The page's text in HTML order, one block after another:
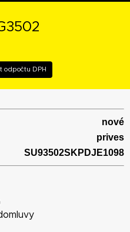
nové
prives
SU93502SKPDJE1098